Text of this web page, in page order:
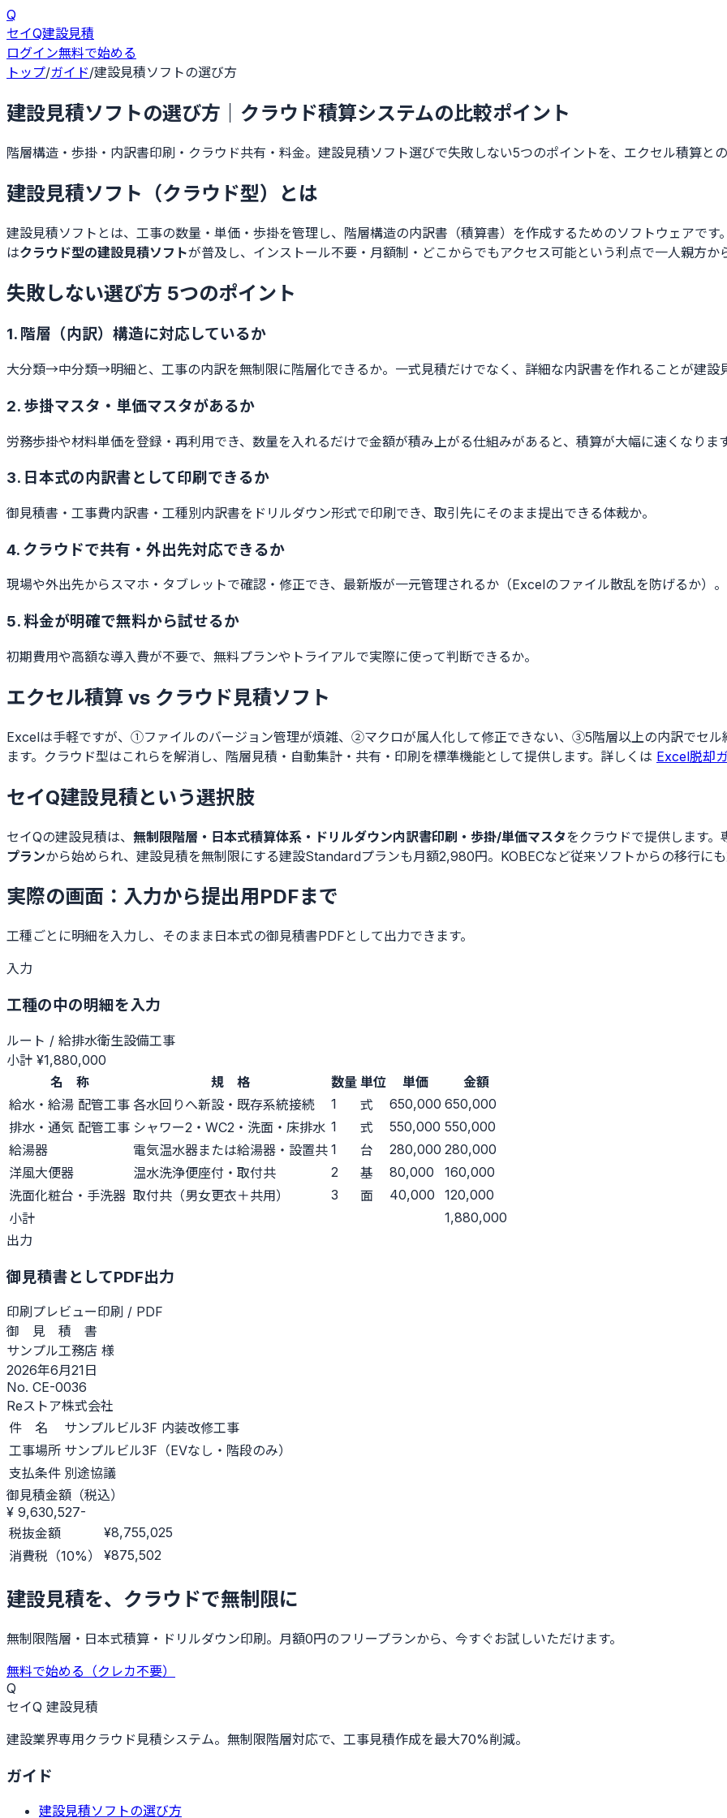
Q
セイQ建設見積
ログイン無料で始める
トップ/ガイド/建設見積ソフトの選び方
建設見積ソフトの選び方｜クラウド積算システムの比較ポイント
階層構造・歩掛・内訳書印刷・クラウド共有・料金。建設見積ソフト選びで失敗しない5つのポイントを、エクセル積算との
建設見積ソフト（クラウド型）とは
建設見積ソフトとは、工事の数量・単価・歩掛を管理し、階層構造の内訳書（積算書）を作成するためのソフトウェアで
はクラウド型の建設見積ソフトが普及し、インストール不要・月額制・どこからでもアクセス可能という利点で一人親方か
失敗しない選び方 5つのポイント
1. 階層（内訳）構造に対応しているか
大分類→中分類→明細と、工事の内訳を無制限に階層化できるか。一式見積だけでなく、詳細な内訳書を作れることが建設
2. 歩掛マスタ・単価マスタがあるか
労務歩掛や材料単価を登録・再利用でき、数量を入れるだけで金額が積み上がる仕組みがあると、積算が大幅に速くなります
3. 日本式の内訳書として印刷できるか
御見積書・工事費内訳書・工種別内訳書をドリルダウン形式で印刷でき、取引先にそのまま提出できる体裁か。
4. クラウドで共有・外出先対応できるか
現場や外出先からスマホ・タブレットで確認・修正でき、最新版が一元管理されるか（Excelのファイル散乱を防げるか）。
5. 料金が明確で無料から試せるか
初期費用や高額な導入費が不要で、無料プランやトライアルで実際に使って判断できるか。
エクセル積算 vs クラウド見積ソフト
Excelは手軽ですが、①ファイルのバージョン管理が煩雑、②マクロが属人化して修正できない、③5階層以上の内訳でセ
ます。クラウド型はこれらを解消し、階層見積・自動集計・共有・印刷を標準機能として提供します。詳しくは Excel脱却
セイQ建設見積という選択肢
セイQの建設見積は、 無制限階層・日本式積算体系・ドリルダウン内訳書印刷・歩掛/単価マスタをクラウドで提供します。
プランから始められ、建設見積を無制限にする建設Standardプランも月額2,980円。KOBECなど従来ソフトからの移行に
実際の画面：入力から提出用PDFまで
工種ごとに明細を入力し、そのまま日本式の御見積書PDFとして出力できます。
入力
工種の中の明細を入力
ルート / 給排水衛生設備工事
小計 ¥1,880,000
名 称
規 格 数量 単位 単価
金額
給水・給湯 配管工事 各水回りへ新設・既存系統接続 1 式 650,000 650,000
排水・通気 配管工事 シャワー2・WC2・洗面・床排水 1 式 550,000 550,000
給湯器
電気温水器または給湯器・設置共 1 台 280,000 280,000
洋風大便器
温水洗浄便座付・取付共 2 基 80,000
160,000
洗面化粧台・手洗器 取付共（男女更衣＋共用） 3 面 40,000
120,000
小計
1,880,000
出力
御見積書としてPDF出力
印刷プレビュー印刷 / PDF
御 見 積 書
サンプル工務店 様
2026年6月21日
No. CE-0036
Reストア株式会社
件 名
サンプルビル3F 内装改修工事
工事場所 サンプルビル3F（EVなし・階段のみ）
支払条件 別途協議
御見積金額（税込）
¥ 9,630,527-
税抜金額
¥8,755,025
消費税（10%）
¥875,502
建設見積を、クラウドで無制限に
無制限階層・日本式積算・ドリルダウン印刷。月額0円のフリープランから、今すぐお試しいただけます。
無料で始める（クレカ不要）
Q
セイQ 建設見積
建設業界専用クラウド見積システム。無制限階層対応で、工事見積作成を最大70%削減。
ガイド
建設見積ソフトの選び方